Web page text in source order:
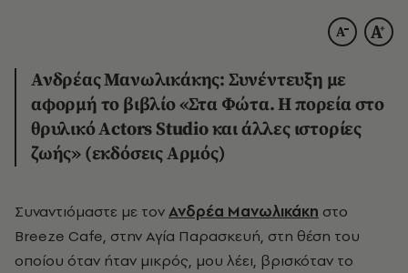
Ανδρέας Μανωλικάκης: Συνέντευξη με
αφορμή το βιβλίο «Στα Φώτα. Η πορεία στο
θρυλικό Actors Studio και άλλες ιστορίες
ζωής» (εκδόσεις Αρμός)
Συναντιόμαστε με τονΑνδρέα Μανωλικάκη στο
Breeze Cafe, στην Αγία Παρασκευή, στη θέση του
οποίου όταν ήταν μικρός, μου λέει, βρισκόταν το